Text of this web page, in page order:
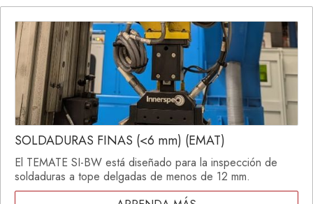
SOLDADURAS FINAS (<6 mm) (EMAT)
El TEMATE SI-BW está diseñado para la inspección de
soldaduras a tope delgadas de menos de 12 mm.